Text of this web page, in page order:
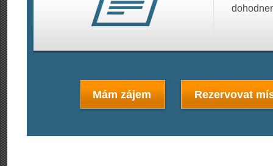
Mám zájem Rezervovat